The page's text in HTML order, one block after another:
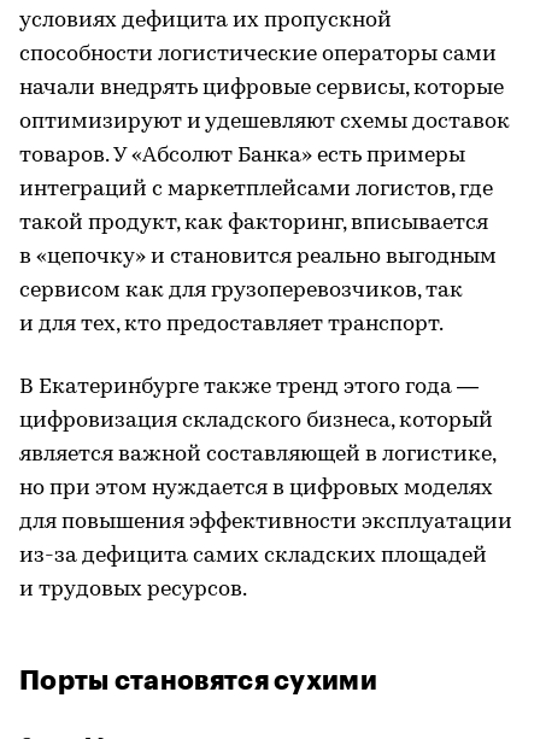
условиях дефицита их пропускной
способности логистические операторы сами
начали внедрять цифровые сервисы, которые
оптимизируют и удешевляют схемы доставок
товаров. У «Абсолют Банка» есть примеры
интеграций с маркетплейсами логистов, где
такой продукт, как факторинг, вписывается
в «цепочку» и становится реально выгодным
сервисом как для грузоперевозчиков, так
и для тех, кто предоставляет транспорт.
В Екатеринбурге также тренд этого года —
цифровизация складского бизнеса, который
является важной составляющей в логистике,
но при этом нуждается в цифровых моделях
для повышения эффективности эксплуатации
из-за дефицита самих складских площадей
и трудовых ресурсов.
Порты становятся сухими